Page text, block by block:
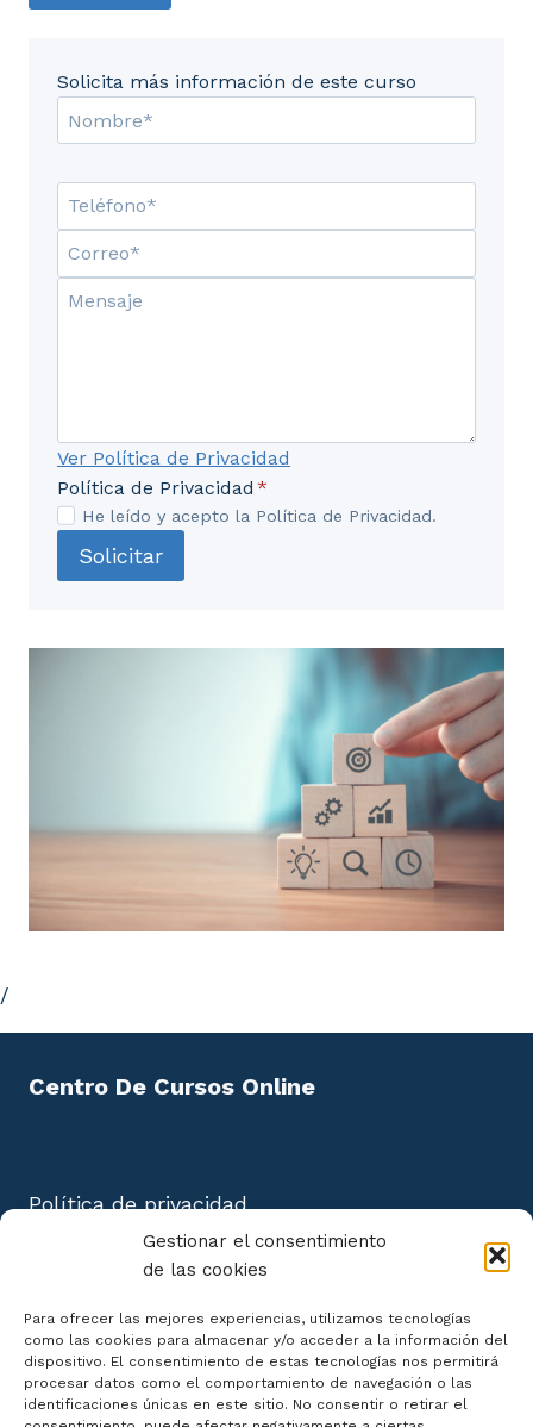
Gestionar el consentimiento
de las cookies
Para ofrecer las mejores experiencias, utilizamos tecnologías
como las cookies para almacenar y/o acceder a la información del
dispositivo. El consentimiento de estas tecnologías nos permitirá
procesar datos como el comportamiento de navegación o las
identificaciones únicas en este sitio. No consentir o retirar el
Solicita más información de este curso
Ver Política de Privacidad
Política de Privacidad *
He leído y acepto la Política de Privacidad.
Solicitar
/
Centro De Cursos Online
Política de privacidad
Aviso Legal
Política de cookies